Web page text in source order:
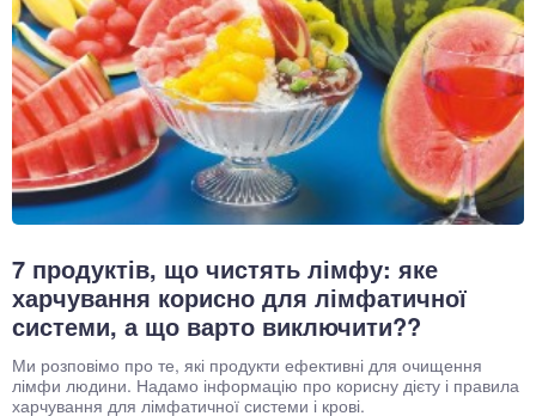
7 продуктів, що чистять лімфу: яке
харчування корисно для лімфатичної
системи, а що варто виключити??
Ми розповімо про те, які продукти ефективні для очищення
лімфи людини. Надамо інформацію про корисну дієту і правила
харчування для лімфатичної системи і крові.